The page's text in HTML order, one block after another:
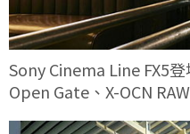
Sony Cinema Line FX5
Open Gate、X-OCN